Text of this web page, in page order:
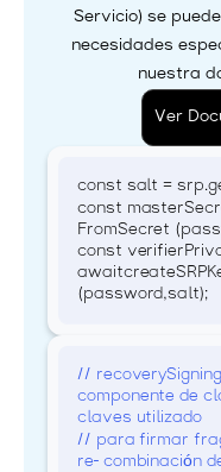
Servicio) se
necesidades
nuestra
Ver
const salt =
const
FromSecret
const
(password,salt);
//
componente de
claves utilizado
// para firmar
re- combinación